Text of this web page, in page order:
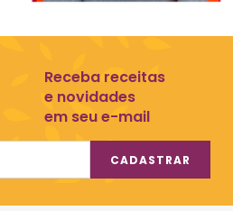
Receba receitas
e novidades
em seu e-mail
CADASTRAR